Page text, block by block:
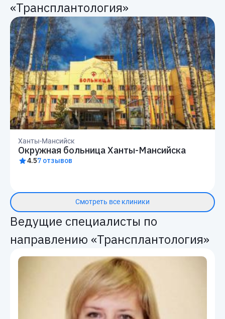
«Трансплантология»
Ханты-Мансийск
Окружная больница Ханты-Мансийска
4.57 отзывов
Смотреть все клиники
Ведущие специалисты по
направлению «Трансплантология»